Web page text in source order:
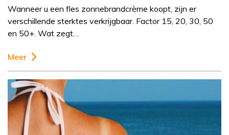
Wanneer u een fles zonnebrandcrème koopt, zijn er
verschillende sterktes verkrijgbaar. Factor 15, 20, 30, 50
en 50+. Wat zegt…
Meer